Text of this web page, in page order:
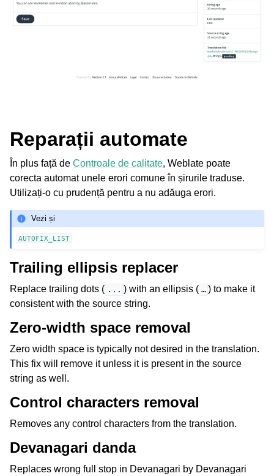
navigation of Instrucțiuni de configurare
Reparații automate
În plus față de Controale de calitate, Weblate poate
corecta automat unele erori comune în șirurile traduse.
Utilizați-o cu prudență pentru a nu adăuga erori.
Vezi și
AUTOFIX_LIST
Trailing ellipsis replacer
Replace trailing dots ( ... ) with an ellipsis ( … ) to make it
consistent with the source string.
Zero-width space removal
Zero width space is typically not desired in the translation.
This fix will remove it unless it is present in the source
string as well.
Control characters removal
Removes any control characters from the translation.
Devanagari danda
Replaces wrong full stop in Devanagari by Devanagari